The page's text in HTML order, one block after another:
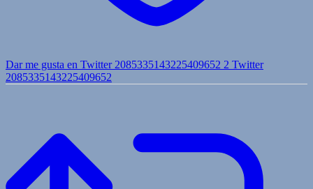
Dar me gusta en Twitter 2085335143225409652 2 Twitter
2085335143225409652